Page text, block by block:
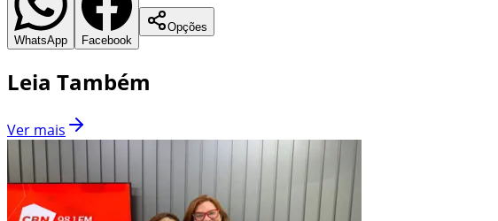
WhatsApp Facebook
Opções
Leia Também
Ver mais